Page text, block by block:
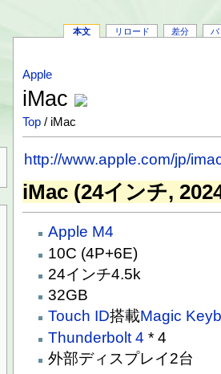
本文 リロード 差分 バ
Apple
iMac
Top / iMac
http://www.apple.com/jp/
iMac (24インチ,
Apple M4
10C (4P+6E)
24インチ4.5k
32GB
Touch ID搭載Magic
Thunderbolt 4 * 4
外部ディスプレイ2台